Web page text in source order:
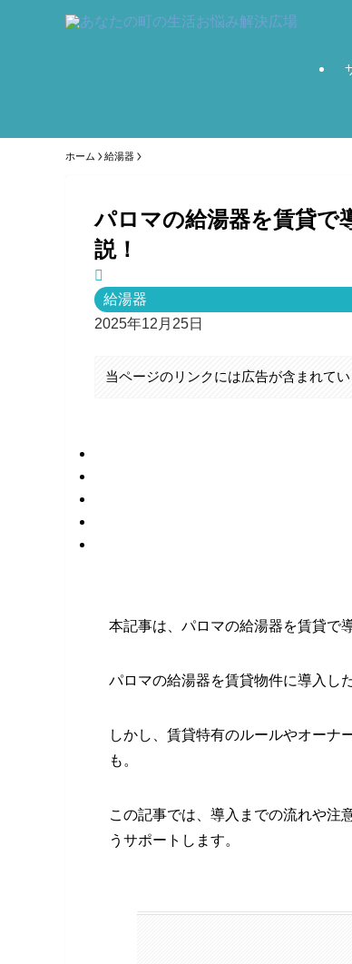
ホーム 給湯器
パロマの給湯器を賃貸で
説！
給湯器
2025年12月25日
当ページのリンクには広告が含まれてい
本記事は、パロマの給湯器を賃貸で
パロマの給湯器を賃貸物件に導入し
しかし、賃貸特有のルールやオーナ
も。
この記事では、導入までの流れや注
うサポートします。